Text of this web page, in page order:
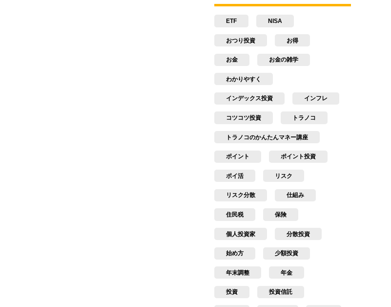
ETF NISA
おつり投資 お得
お金 お金の雑学
わかりやすく
インデックス投資 インフレ
コツコツ投資 トラノコ
トラノコのかんたんマネー講座
ポイント ポイント投資
ポイ活 リスク
リスク分散 仕組み
住民税 保険
個人投資家 分散投資
始め方 少額投資
年末調整 年金
投資 投資信託